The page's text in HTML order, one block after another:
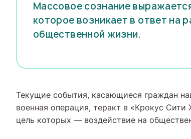
Массовое сознание
которое возникает в ответ на
общественной жизни.
Текущие события, касающиеся граждан
военная операция, теракт в «Крокус
цель которых — воздействие на